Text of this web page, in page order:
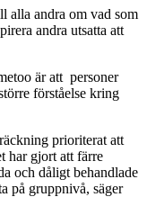
alla andra om vad som
andra utsatta att
är att personer
förståelse kring
prioriterat att
har gjort att färre
och dåligt behandlade
på gruppnivå, säger